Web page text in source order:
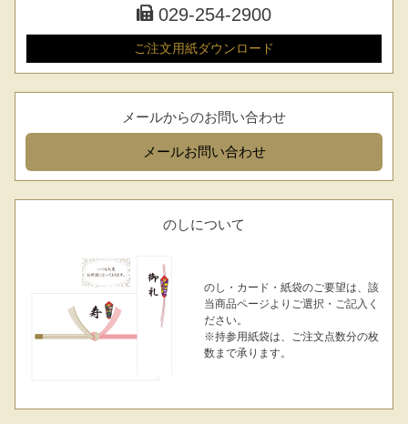
029-254-2900
ご注文用紙ダウンロード
メールからのお問い合わせ
メールお問い合わせ
のしについて
のし・カード・紙袋のご要望は、該
当商品ページよりご選択・ご記入く
ださい。
※持参用紙袋は、ご注文点数分の枚
数まで承ります。